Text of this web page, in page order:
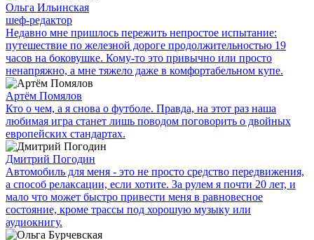
Ольга Ильинская
шеф-редактор
Недавно мне пришлось пережить непростое испытание:
путешествие по железной дороге продолжительностью 19
часов на боковушке. Кому-то это привычно или просто
ненапряжно, а мне тяжело даже в комфортабельном купе.
Артём Помялов
Кто о чем, а я снова о футболе. Правда, на этот раз наша
любимая игра станет лишь поводом поговорить о двойных
европейских стандартах.
Дмитрий Погодин
Автомобиль для меня - это не просто средство передвижения,
а способ релаксации, если хотите. За рулем я почти 20 лет, и
мало что может быстро привести меня в равновесное
состояние, кроме трассы под хорошую музыку или
аудиокнигу.